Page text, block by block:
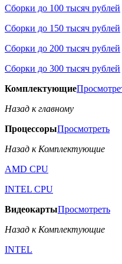
Сборки до 100 тысяч рублей
Сборки до 150 тысяч рублей
Сборки до 200 тысяч рублей
Сборки до 300 тысяч рублей
Комплектующие
Назад к главному
ПроцессорыПросмотреть
Назад к Комплектующие
AMD CPU
INTEL CPU
ВидеокартыПросмотреть
Назад к Комплектующие
INTEL